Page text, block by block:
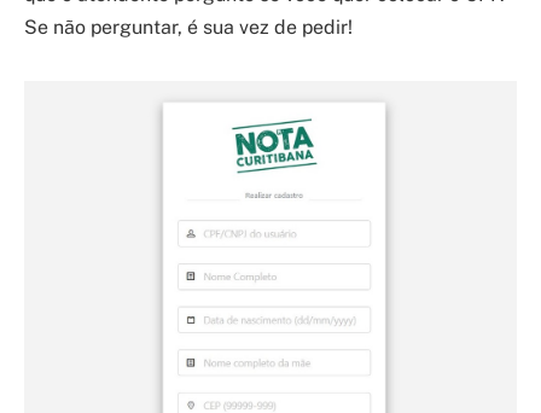
Se não perguntar, é sua vez de pedir!